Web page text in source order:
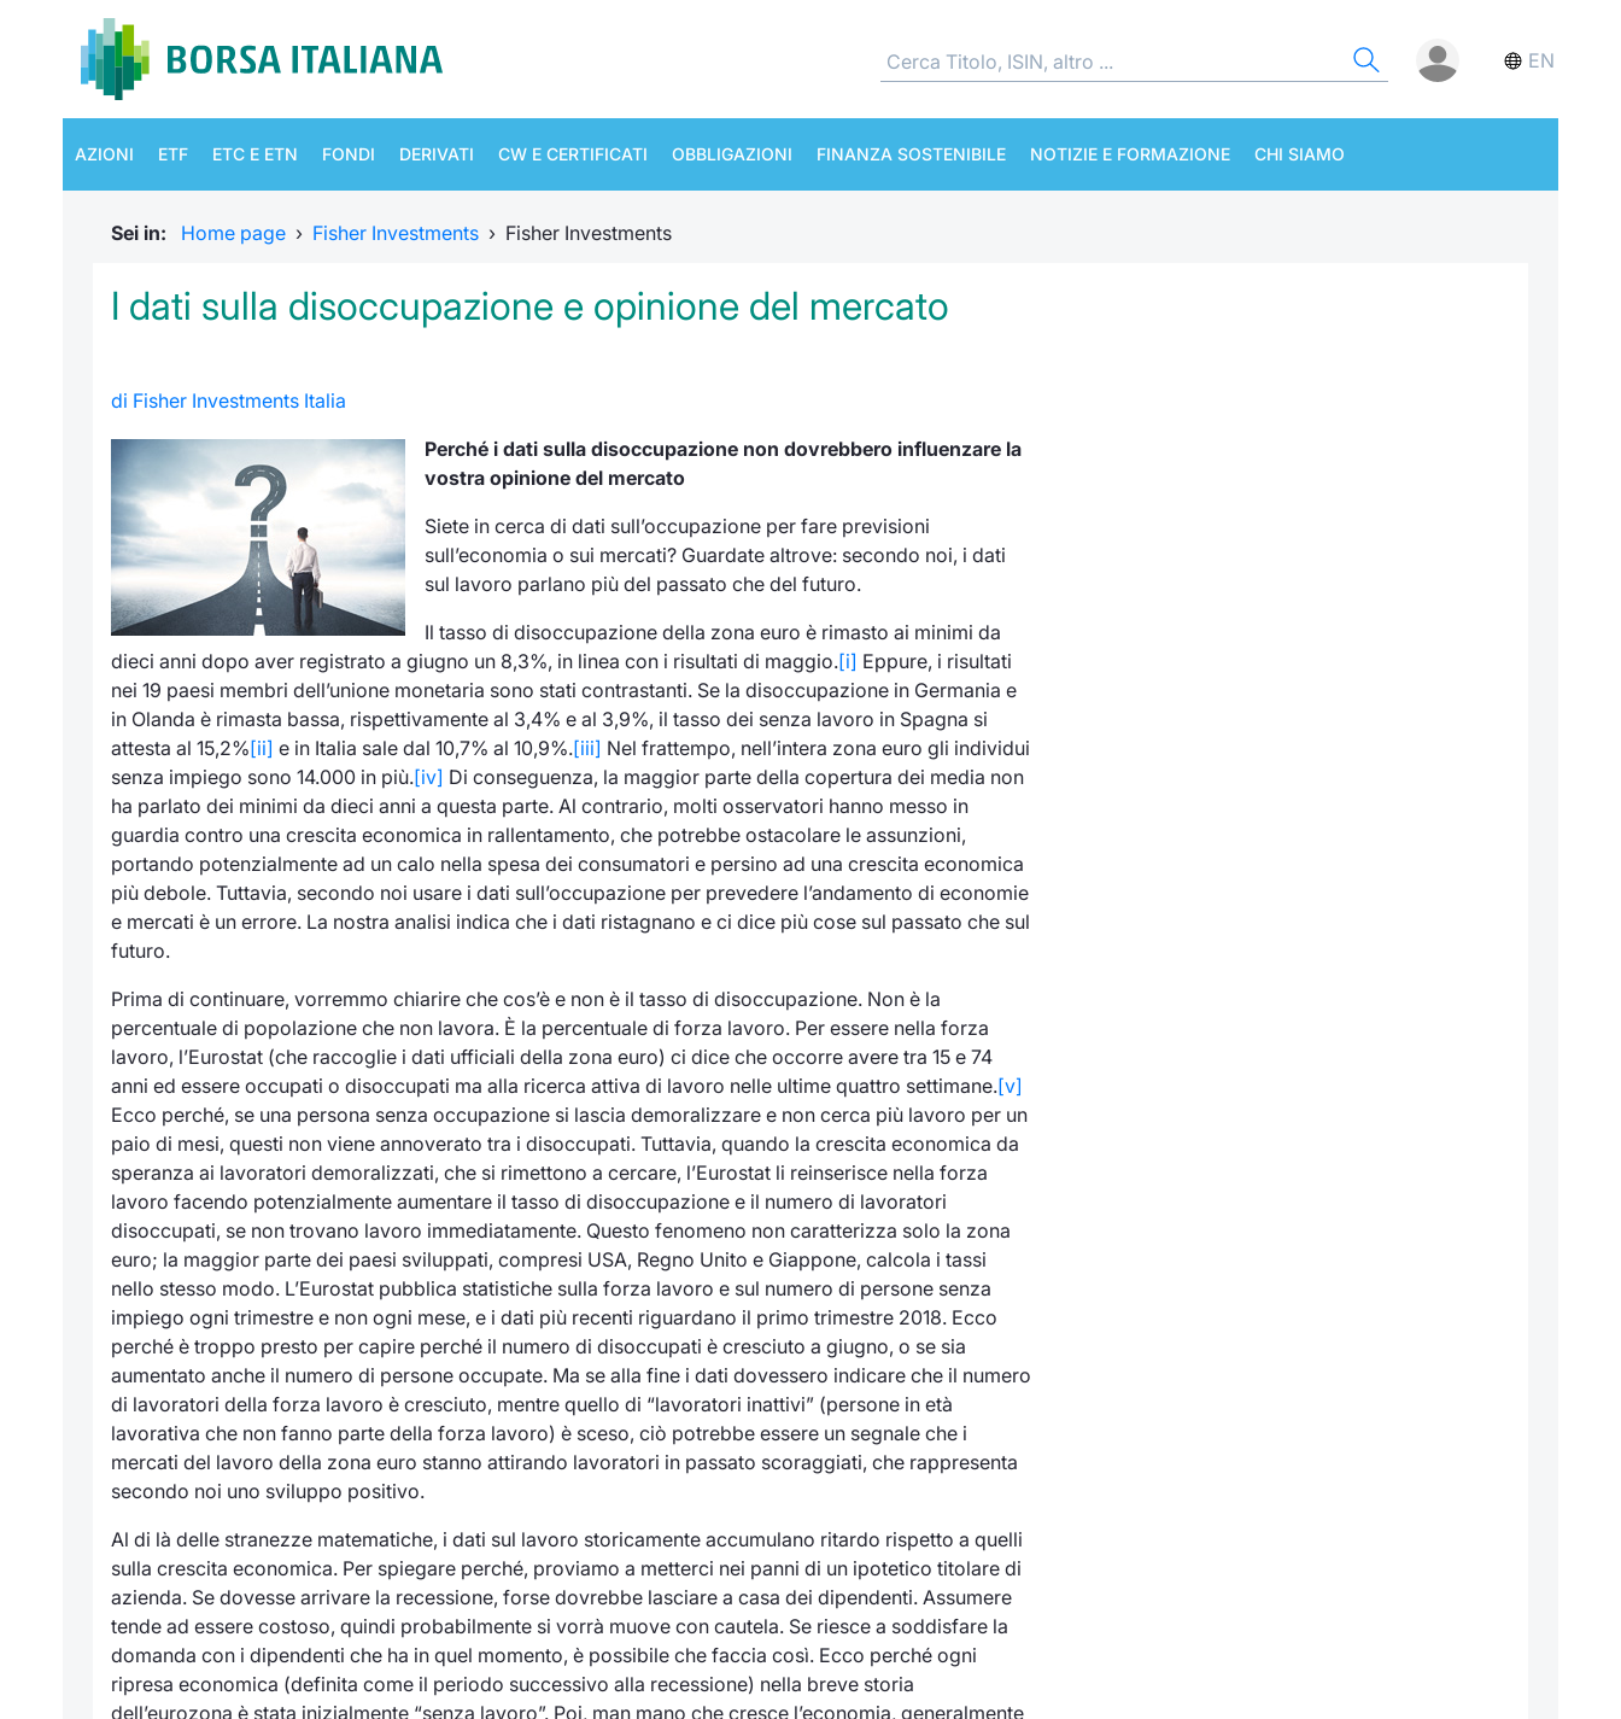
EN
AZIONI ETF ETC E ETN FONDI DERIVATI CW E CERTIFICATI OBBLIGAZIONI FINANZA SOSTENIBILE NOTIZIE E FORMAZIONE CHI SIAMO
Sei in: Home page › Fisher Investments › Fisher Investments
I dati sulla disoccupazione e opinione del mercato
di Fisher Investments Italia
Perché i dati sulla disoccupazione non dovrebbero influenzare la
vostra opinione del mercato
Siete in cerca di dati sull’occupazione per fare previsioni
sull’economia o sui mercati? Guardate altrove: secondo noi, i dati
sul lavoro parlano più del passato che del futuro.
Il tasso di disoccupazione della zona euro è rimasto ai minimi da
dieci anni dopo aver registrato a giugno un 8,3%, in linea con i risultati di maggio.[i] Eppure, i risultati
nei 19 paesi membri dell’unione monetaria sono stati contrastanti. Se la disoccupazione in Germania e
in Olanda è rimasta bassa, rispettivamente al 3,4% e al 3,9%, il tasso dei senza lavoro in Spagna si
attesta al 15,2%[ii] e in Italia sale dal 10,7% al 10,9%.[iii] Nel frattempo, nell’intera zona euro gli individui
senza impiego sono 14.000 in più.[iv] Di conseguenza, la maggior parte della copertura dei media non
ha parlato dei minimi da dieci anni a questa parte. Al contrario, molti osservatori hanno messo in
guardia contro una crescita economica in rallentamento, che potrebbe ostacolare le assunzioni,
portando potenzialmente ad un calo nella spesa dei consumatori e persino ad una crescita economica
più debole. Tuttavia, secondo noi usare i dati sull’occupazione per prevedere l’andamento di economie
e mercati è un errore. La nostra analisi indica che i dati ristagnano e ci dice più cose sul passato che sul
futuro.
Prima di continuare, vorremmo chiarire che cos’è e non è il tasso di disoccupazione. Non è la
percentuale di popolazione che non lavora. È la percentuale di forza lavoro. Per essere nella forza
lavoro, l’Eurostat (che raccoglie i dati ufficiali della zona euro) ci dice che occorre avere tra 15 e 74
anni ed essere occupati o disoccupati ma alla ricerca attiva di lavoro nelle ultime quattro settimane.[v]
Ecco perché, se una persona senza occupazione si lascia demoralizzare e non cerca più lavoro per un
paio di mesi, questi non viene annoverato tra i disoccupati. Tuttavia, quando la crescita economica da
speranza ai lavoratori demoralizzati, che si rimettono a cercare, l’Eurostat li reinserisce nella forza
lavoro facendo potenzialmente aumentare il tasso di disoccupazione e il numero di lavoratori
disoccupati, se non trovano lavoro immediatamente. Questo fenomeno non caratterizza solo la zona
euro; la maggior parte dei paesi sviluppati, compresi USA, Regno Unito e Giappone, calcola i tassi
nello stesso modo. L’Eurostat pubblica statistiche sulla forza lavoro e sul numero di persone senza
impiego ogni trimestre e non ogni mese, e i dati più recenti riguardano il primo trimestre 2018. Ecco
perché è troppo presto per capire perché il numero di disoccupati è cresciuto a giugno, o se sia
aumentato anche il numero di persone occupate. Ma se alla fine i dati dovessero indicare che il numero
di lavoratori della forza lavoro è cresciuto, mentre quello di “lavoratori inattivi” (persone in età
lavorativa che non fanno parte della forza lavoro) è sceso, ciò potrebbe essere un segnale che i
mercati del lavoro della zona euro stanno attirando lavoratori in passato scoraggiati, che rappresenta
secondo noi uno sviluppo positivo.
Al di là delle stranezze matematiche, i dati sul lavoro storicamente accumulano ritardo rispetto a quelli
sulla crescita economica. Per spiegare perché, proviamo a metterci nei panni di un ipotetico titolare di
azienda. Se dovesse arrivare la recessione, forse dovrebbe lasciare a casa dei dipendenti. Assumere
tende ad essere costoso, quindi probabilmente si vorrà muove con cautela. Se riesce a soddisfare la
domanda con i dipendenti che ha in quel momento, è possibile che faccia così. Ecco perché ogni
ripresa economica (definita come il periodo successivo alla recessione) nella breve storia
dell’eurozona è stata inizialmente “senza lavoro”. Poi, man mano che cresce l’economia, generalmente